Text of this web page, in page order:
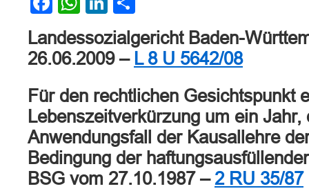
Landessozialgericht Baden-
26.06.2009 – L 8 U 5642/08
Für den rechtlichen Gesichtspunkt
Lebenszeitverkürzung um ein
Anwendungsfall der Kausallehre
Bedingung der
BSG vom 27.10.1987 – 2 RU 35/87